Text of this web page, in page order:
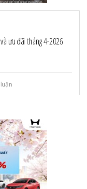
ưu đãi tháng 4-2026